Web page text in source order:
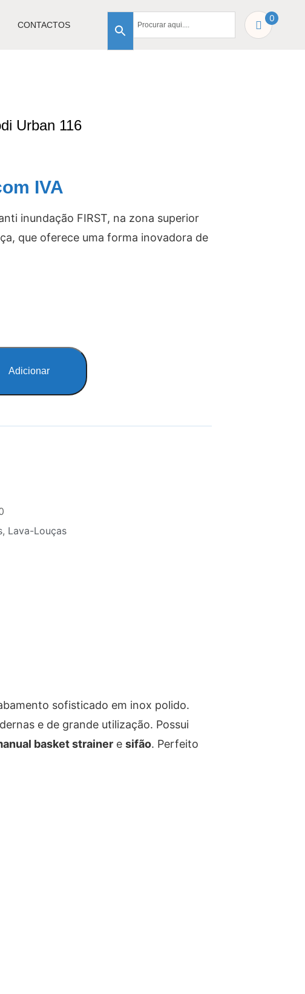
CONTACTOS
0
Urban 116
IVA
inundação FIRST, na zona superior
que oferece uma forma inovadora de
Adicionar
, Lava-Louças
sofisticado em inox polido.
e de grande utilização. Possui
basket strainer e sifão. Perfeito